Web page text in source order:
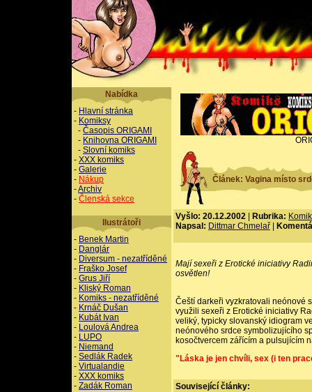
Nabídka
- Hlavní stránka
- Komiksy
- Časopis ORIGAMI
- Knihovna ORIGAMI
- Slovní komiks
- XXX komiks
- Galerie
- Nákup
-Archiv
- Členská sekce
Ilustrátoři
- Benek Martin
- Danglár
- Diversum - nezatříděné
- Fraško Josef
- Grus Jiří
- Kliský Roman
- Komiks - nezatříděné
- Krnáč Dušan
- Kubát Ivan
- Loulová Andrea
- LUPO
- Niemand
- Sedlák Radek
- Virtualandie
- XXX komiks
- Zadák Roman
Článek: Vagina místo
Vyšlo: 20.12.2002 Rubrika:
Napsal: Dittmar Chmelař
Mají sexeři z Erotické iniciativy
osvětlen!
Čeští darkeři vyzkratovali neónové
využili sexeři z Erotické iniciativy
veliký, typicky slovanský idiogram
neónového srdce symbolizujícího
kosočtvercem zářícím a pulsujícím
"Láska je jen chvíli, sex (i ten
Související články: